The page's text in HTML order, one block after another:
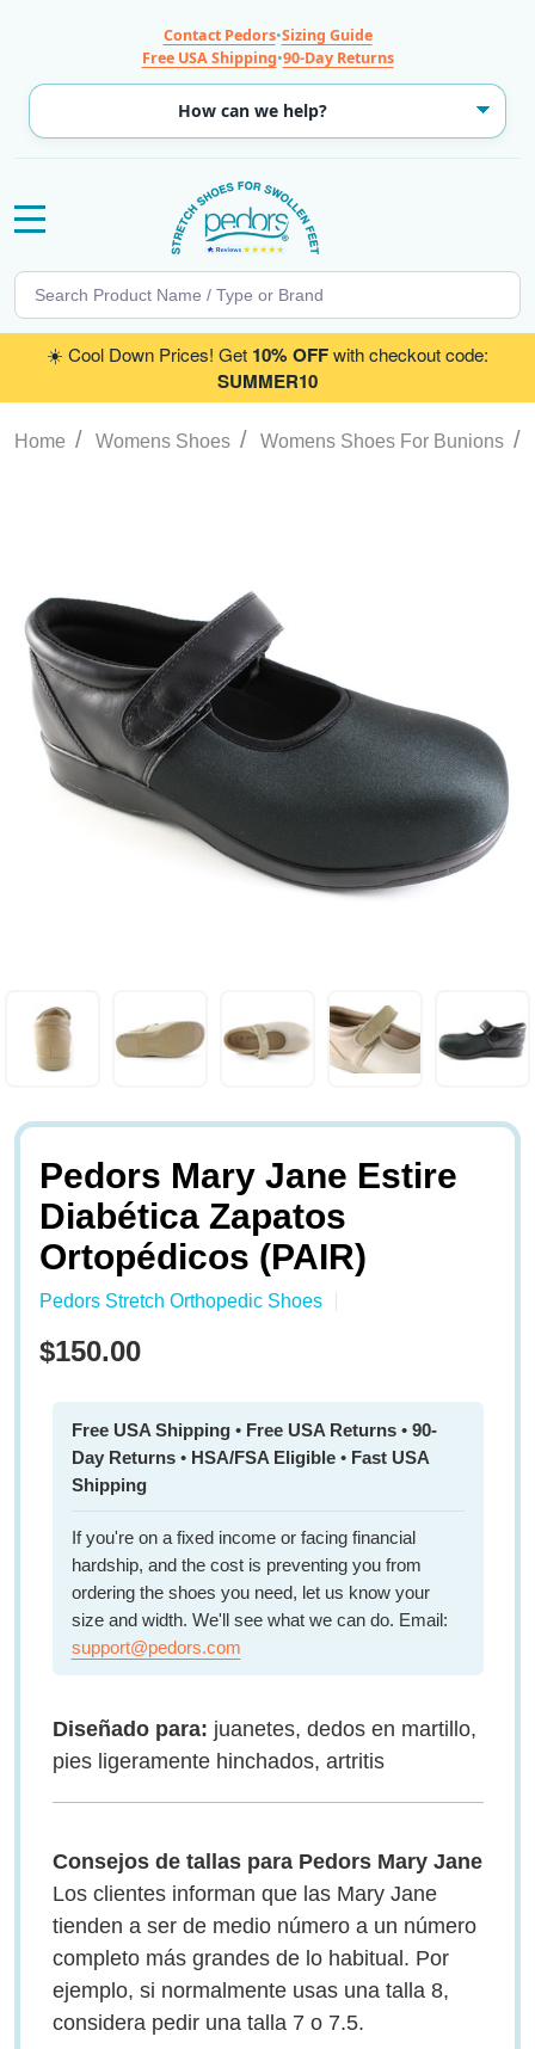
Contact Pedors•Sizing Guide
Free USA Shipping•90-Day Returns
Search
☀️ Cool Down Prices! Get 10% OFFwith checkout code:
SUMMER10
Home / Womens Shoes / Womens Shoes For Bunions /
Pedors Mary Jane Estire
Diabética Zapatos
Ortopédicos (PAIR)
Pedors Stretch Orthopedic Shoes
$150.00
Free USA Shipping• Free USA Returns• 90-
Day Returns• HSA/FSA Eligible• Fast USA
Shipping
If you're on a fixed income or facing financial
hardship, and the cost is preventing you from
ordering the shoes you need, let us know your
size and width. We'll see what we can do. Email:
support@pedors.com
Diseñado para: juanetes, dedos en martillo,
pies ligeramente hinchados, artritis
Consejos de tallas para Pedors Mary Jane
Los clientes informan que las Mary Jane
tienden a ser de medio número a un número
completo más grandes de lo habitual. Por
ejemplo, si normalmente usas una talla 8,
considera pedir una talla 7 o 7.5.